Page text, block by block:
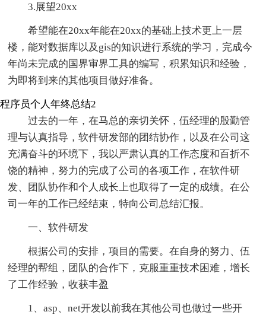
3.展望20xx
希望能在20xx年能在20xx的基础上技术更上一层
楼，能对数据库以及gis的知识进行系统的学习，完成今
年尚未完成的国界审界工具的编写，积累知识和经验，
为即将到来的其他项目做好准备。
程序员个人年终总结2
过去的一年，在马总的亲切关怀，伍经理的殷勤管
理与认真指导，软件研发部的团结协作，以及在公司这
充满奋斗的环境下，我以严肃认真的工作态度和百折不
饶的精神，努力的完成了公司的各项工作，在软件研
发、团队协作和个人成长上也取得了一定的成绩。在公
司一年的工作已经结束，特向公司总结汇报。
一、软件研发
根据公司的安排，项目的需要。在自身的努力、伍
经理的帮组，团队的合作下，克服重重技术困难，增长
了工作经验，收获丰盈
1、asp、net开发以前我在其他公司也做过一些开